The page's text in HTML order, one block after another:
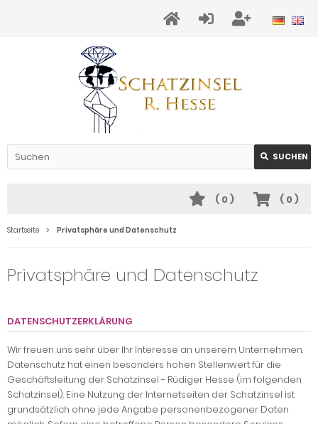
SUCHEN
( 0)
( 0)
Startseite Privatsphäre und Datenschutz
Privatsphäre und Datenschutz
DATENSCHUTZERKLÄRUNG
Wir freuen uns sehr über Ihr Interesse an unserem Unternehmen.
Datenschutz hat einen besonders hohen Stellenwert für die
Geschäftsleitung der Schatzinsel - Rüdiger Hesse (im folgenden
Schatzinsel). Eine Nutzung der Internetseiten der Schatzinsel ist
grundsätzlich ohne jede Angabe personenbezogener Daten